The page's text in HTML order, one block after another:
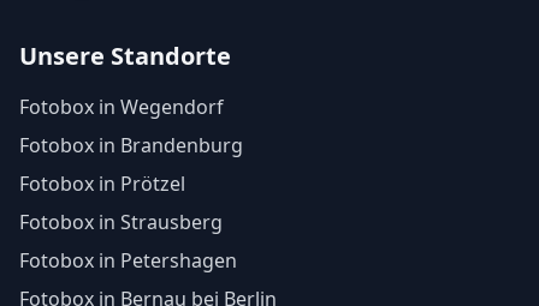
Unsere Standorte
Fotobox in Wegendorf
Fotobox in Brandenburg
Fotobox in Prötzel
Fotobox in Strausberg
Fotobox in Petershagen
Fotobox in Bernau bei Berlin